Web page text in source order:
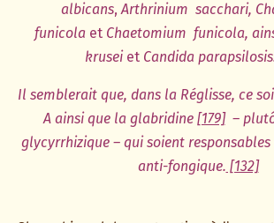
albicans,Arthrinium sacchari,
funicolaet Chaetomium funicola,
krusei et Candida
Il semblerait que, dans la Réglisse, ce
A ainsi que la glabridine [179] –
glycyrrhizique – qui soient
anti-fongique. [132]